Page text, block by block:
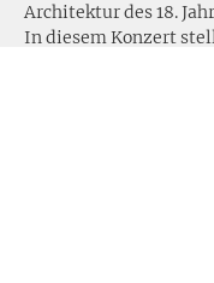
Architektur des 18.
In diesem Konzert